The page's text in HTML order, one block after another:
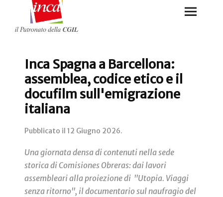
Inca Spagna a Barcellona:
assemblea, codice etico e il
docufilm sull'emigrazione
italiana
Pubblicato il 12 Giugno 2026.
Una giornata densa di contenuti nella sede
storica di Comisiones Obreras: dai lavori
assembleari alla proiezione di "Utopia. Viaggi
senza ritorno", il documentario sul naufragio del